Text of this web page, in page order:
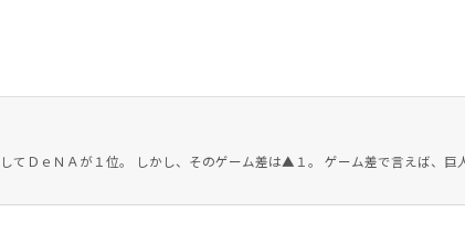
てＤｅＮＡが１位。 しかし、そのゲーム差は▲１。 ゲーム差で言えば、巨